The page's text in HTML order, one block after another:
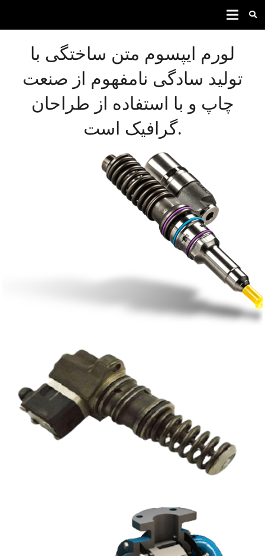
لورم ایپسوم متن ساختگی با
تولید سادگی نامفهوم از صنعت
چاپ و با استفاده از طراحان
گرافیک است.
Repair Kits for Injector Pumps